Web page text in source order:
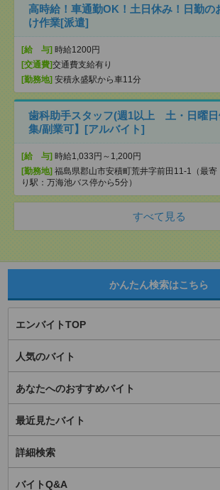
高時給！車通勤OK！土日休み！日勤の
け作業[派遣]
[給 与] 時給1200円
[交通費]交通費支給有り
[勤務地] 安積永盛駅から車11分
歯科助手スタッフ(週1以上 土・日曜日
集/副業可】[アルバイト]
[給 与] 時給1,033円～1,200円
[勤務地] 福島県郡山市安積町荒井字前田11-1（最寄
り駅：万海池バス停から5分）
すべて見る
かんたん検索はこちら
エンバイトTOP
人気のバイト
あなたへのおすすめバイト
最近見たバイト
詳細検索
バイトQ&A